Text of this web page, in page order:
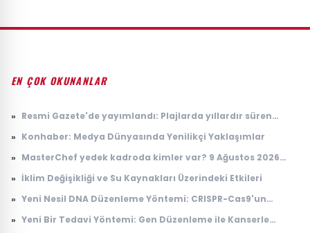
EN ÇOK OKUNANLAR
» Resmi Gazete'de yayımlandı: Plajlarda yıllardır süren
» Konhaber: Medya Dünyasında Yenilikçi Yaklaşımlar
» MasterChef yedek kadroda kimler var? 9 Ağustos 2026
MasterChef Türkiye 2026 ana kadro ve yedekler listesi
» İklim Değişikliği ve Su Kaynakları Üzerindeki Etkileri
» Yeni Nesil DNA Düzenleme Yöntemi: CRISPR-Cas9'un
» Yeni Bir Tedavi Yöntemi: Gen Düzenleme ile Kanserle